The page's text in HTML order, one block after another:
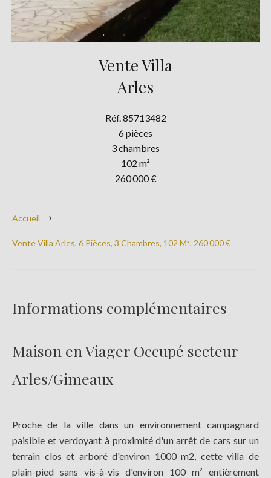
Vente Villa
Arles
Réf. 85713482
6 pièces
3 chambres
102 m²
260 000 €
Accueil
Vente Villa Arles, 6 Pièces, 3 Chambres, 102 M², 260 000 €
Informations complémentaires
Maison en Viager Occupé secteur
Arles/Gimeaux
Proche de la ville dans un environnement campagnard
paisible et verdoyant à proximité d'un arrêt de cars sur un
terrain clos et arboré d'environ 1000 m2, cette villa de
plain-pied sans vis-à-vis d'environ 100 m² entièrement